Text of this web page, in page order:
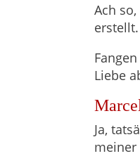
Ach
erstellt.
Liebe
Ja,
meiner